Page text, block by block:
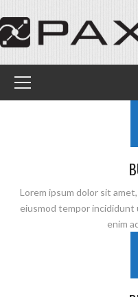
Lorem ipsum dolor sit
eiusmod tempor incididunt
enim